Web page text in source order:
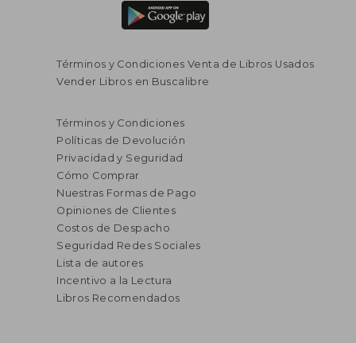
Términos y Condiciones Venta de Libros Usados
Vender Libros en Buscalibre
Términos y Condiciones
Políticas de Devolución
Privacidad y Seguridad
Cómo Comprar
Nuestras Formas de Pago
Opiniones de Clientes
Costos de Despacho
Seguridad Redes Sociales
Lista de autores
Incentivo a la Lectura
Libros Recomendados